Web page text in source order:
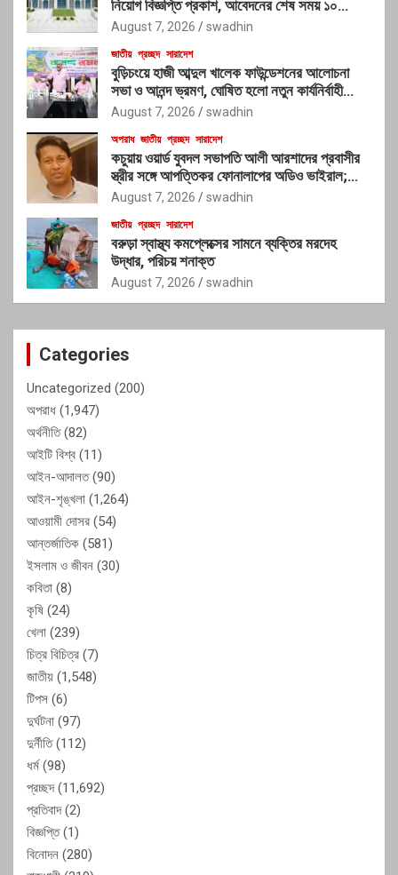
নিয়োগ বিজ্ঞপ্তি প্রকাশ, আবেদনের শেষ সময় ১০
আগস্ট
August 7, 2026 swadhin
জাতীয় প্রচ্ছদ সারাদেশ
বুড়িচংয়ে হাজী আব্দুল খালেক ফাউন্ডেশনের আলোচনা
সভা ও আনন্দ ভ্রমণ, ঘোষিত হলো নতুন কার্যনির্বাহী
কমিটি
August 7, 2026 swadhin
অপরাধ জাতীয় প্রচ্ছদ সারাদেশ
কচুয়ায় ওয়ার্ড যুবদল সভাপতি আলী আরশাদের প্রবাসীর
স্ত্রীর সঙ্গে আপত্তিকর ফোনালাপের অডিও ভাইরাল;
শাস্তির দাবি এলাকাবাসীর
August 7, 2026 swadhin
জাতীয় প্রচ্ছদ সারাদেশ
বরুড়া স্বাস্থ্য কমপ্লেক্সের সামনে ব্যক্তির মরদেহ
উদ্ধার, পরিচয় শনাক্ত
August 7, 2026 swadhin
Categories
Uncategorized (200)
অপরাধ (1,947)
অর্থনীতি(82)
আইটি বিশ্ব (11)
আইন-আদালত(90)
আইন-শৃঙ্খলা (1,264)
আওয়ামী দোসর (54)
আন্তর্জাতিক (581)
ইসলাম ও জীবন (30)
কবিতা (8)
কৃষি (24)
খেলা (239)
চিত্র বিচিত্র (7)
জাতীয় (1,548)
টিপস (6)
দুর্ঘটনা (97)
দুর্নীতি(112)
ধর্ম(98)
প্রচ্ছদ(11,692)
প্রতিবাদ(2)
বিজ্ঞপ্তি(1)
বিনোদন (280)